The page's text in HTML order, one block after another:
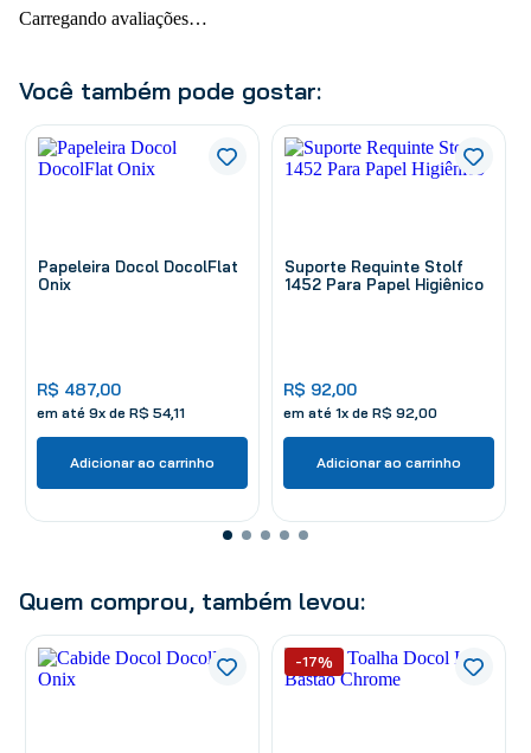
Carregando avaliações…
Você também pode gostar:
Papeleira Docol DocolFlat
Onix
R$ 487,00
em até 9x de R$ 54,11
Adicionar ao carrinho
Suporte Requinte Stolf
1452 Para Papel Higiênico
R$ 92,00
em até 1x de R$ 92,00
Adicionar ao carrinho
Quem comprou, também levou:
-17%